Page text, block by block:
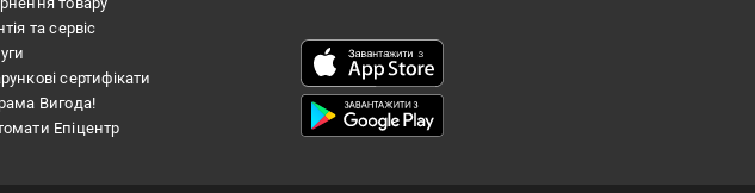
та сервіс
сертифікати
Вигода!
Епіцентр